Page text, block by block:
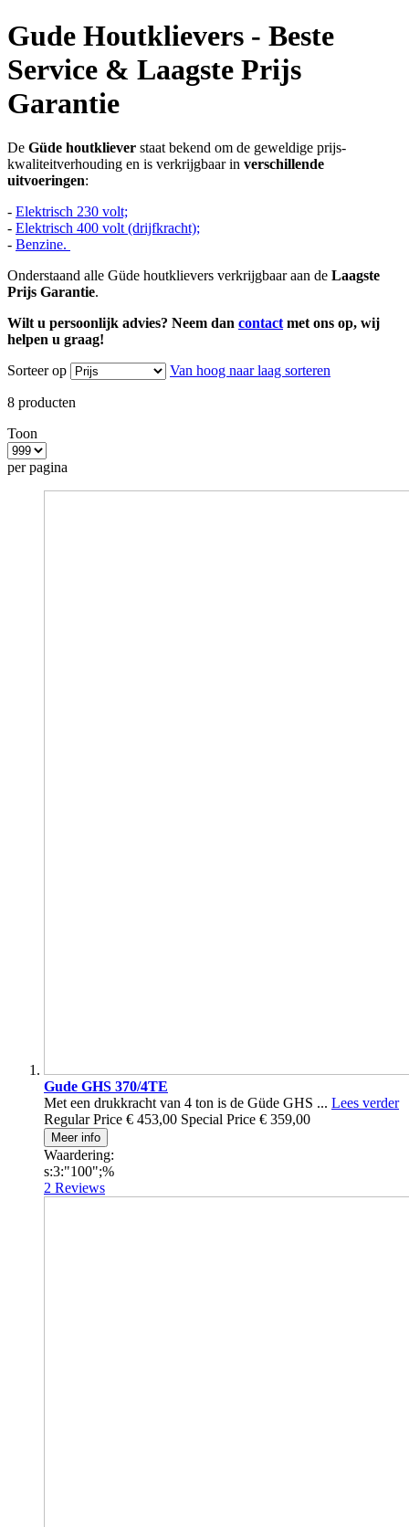
Gude Houtklievers - Beste
Service & Laagste Prijs
Garantie
De Güde houtkliever staat bekend om de geweldige prijs-
kwaliteitverhouding en is verkrijgbaar in verschillende
uitvoeringen:
- Elektrisch 230 volt;
- Elektrisch 400 volt (drijfkracht);
- Benzine.
Onderstaand alle Güde houtklievers verkrijgbaar aan de Laagste
Prijs Garantie.
Wilt u persoonlijk advies? Neem dan contact met ons op, wij
helpen u graag!
Sorteer op
Van hoog naar laag sorteren
8 producten
Toon
per pagina
Gude GHS 370/4TE
Met een drukkracht van 4 ton is de Güde GHS ... Lees verder
Regular Price € 453,00 Special Price € 359,00
Meer info
Waardering:
s:3:"100";%
2 Reviews